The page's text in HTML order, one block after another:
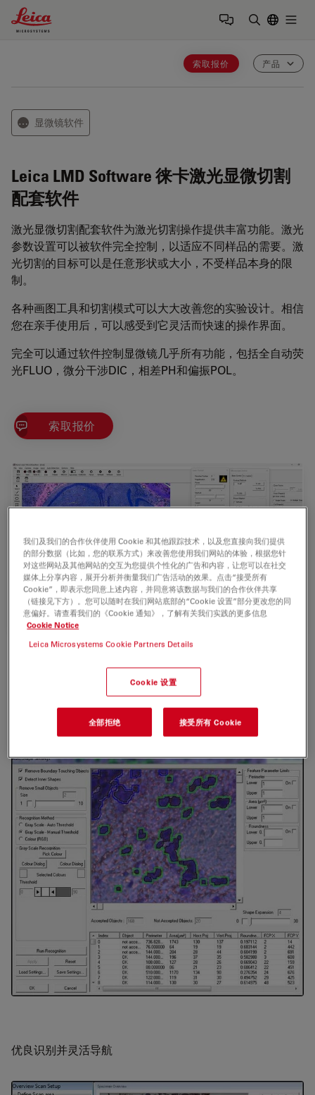
Leica Microsystems Logo
索取报价 产品
⋯ 显微镜软件
Leica LMD Software 徕卡激光显微切割
配套软件
激光显微切割配套软件为激光切割操作提供丰富功能。激光
参数设置可以被软件完全控制，以适应不同样品的需要。激
光切割的目标可以是任意形状或大小，不受样品本身的限
制。
各种画图工具和切割模式可以大大改善您的实验设计。相信
您在亲手使用后，可以感受到它灵活而快速的操作界面。
完全可以通过软件控制显微镜几乎所有功能，包括全自动荧
光FLUO，微分干涉DIC，相差PH和偏振POL。
索取报价
徕卡激光显微切割配套软件Leica LMD Software
AVC (自动细胞识别Automated Cell Recognition) 可以识
别特定细胞区域并且进行自动图像储存。
优良识别并灵活导航
我们及我们的合作伙伴使用 Cookie 和其他跟踪技术，以及您直接向我们提供
的部分数据（比如，您的联系方式）来改善您使用我们网站的体验，根据您针
对这些网站及其他网站的交互为您提供个性化的广告和内容，让您可以在社交
媒体上分享内容，展开分析并衡量我们广告活动的效果。点击“接受所有
Cookie”，即表示您同意上述内容，并同意将该数据与我们的合作伙伴共享
（链接见下方）。您可以随时在我们网站底部的“Cookie 设置”部分更改您的同
意偏好。请查看我们的《Cookie 通知》，了解有关我们实践的更多信息
Cookie Notice
Leica Microsystems Cookie Partners Details
Cookie 设置
全部拒绝 接受所有 Cookie